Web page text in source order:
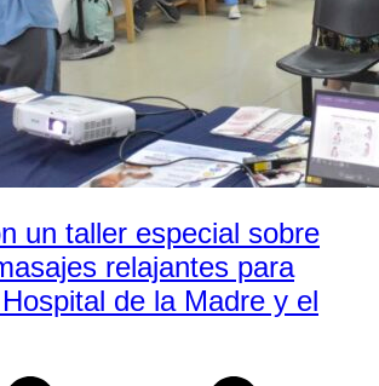
un taller especial sobre
relajantes para
de la Madre y el